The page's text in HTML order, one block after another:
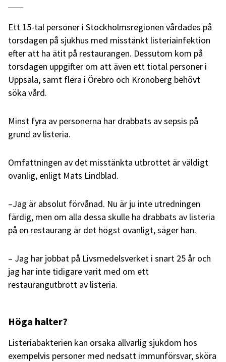
Ett 15-tal personer i Stockholmsregionen vårdades på
torsdagen på sjukhus med misstänkt listeriainfektion
efter att ha ätit på restaurangen. Dessutom kom på
torsdagen uppgifter om att även ett tiotal personer i
Uppsala, samt flera i Örebro och Kronoberg behövt
söka vård.
Minst fyra av personerna har drabbats av sepsis på
grund av listeria.
Omfattningen av det misstänkta utbrottet är väldigt
ovanlig, enligt Mats Lindblad.
–Jag är absolut förvånad. Nu är ju inte utredningen
färdig, men om alla dessa skulle ha drabbats av listeria
på en restaurang är det högst ovanligt, säger han.
– Jag har jobbat på Livsmedelsverket i snart 25 år och
jag har inte tidigare varit med om ett
restaurangutbrott av listeria.
Höga halter?
Listeriabakterien kan orsaka allvarlig sjukdom hos
exempelvis personer med nedsatt immunförsvar, sköra